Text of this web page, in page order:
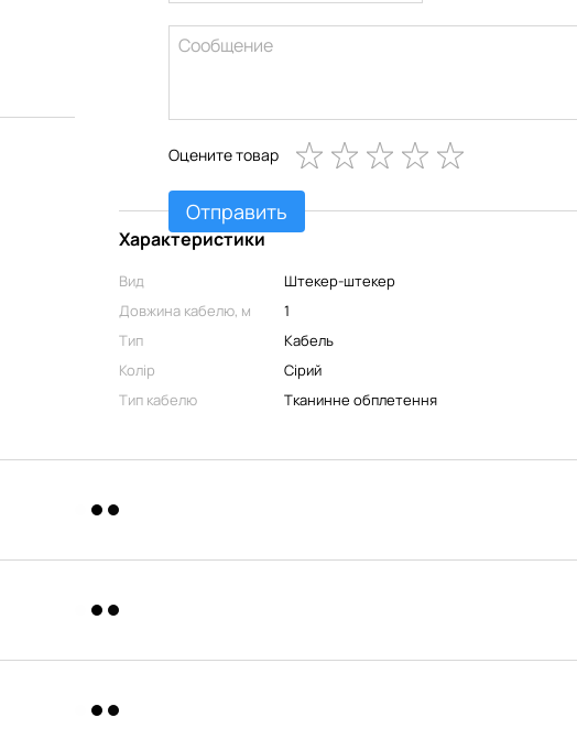
Оцените товар
Отправить
Характеристики
Вид
Штекер-штекер
Довжина кабелю, м
1
Тип
Кабель
Колір
Сірий
Тип кабелю
Тканинне обплетення